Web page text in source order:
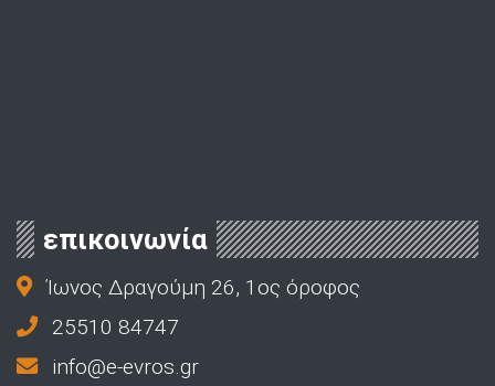
επικοινωνία
Ίωνος Δραγούμη 26, 1ος όροφος
25510 84747
info@e-evros.gr